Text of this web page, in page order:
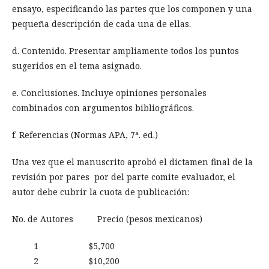
ensayo, especificando las partes que los componen y una
pequeña descripción de cada una de ellas.
d. Contenido. Presentar ampliamente todos los puntos
sugeridos en el tema asignado.
e. Conclusiones. Incluye opiniones personales
combinados con argumentos bibliográficos.
f. Referencias (Normas APA, 7ª. ed.)
Una vez que el manuscrito aprobó el dictamen final de la
revisión por pares por del parte comite evaluador, el
autor debe cubrir la cuota de publicación:
No. de Autores Precio (pesos mexicanos)
1 $5,700
2 $10,200